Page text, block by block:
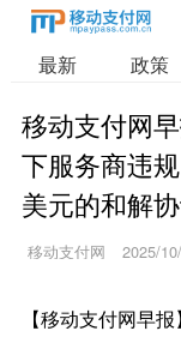
最新 政策
移动支付网
下服务商违
美元的和解
移动支付网 2025/
【移动支付网早